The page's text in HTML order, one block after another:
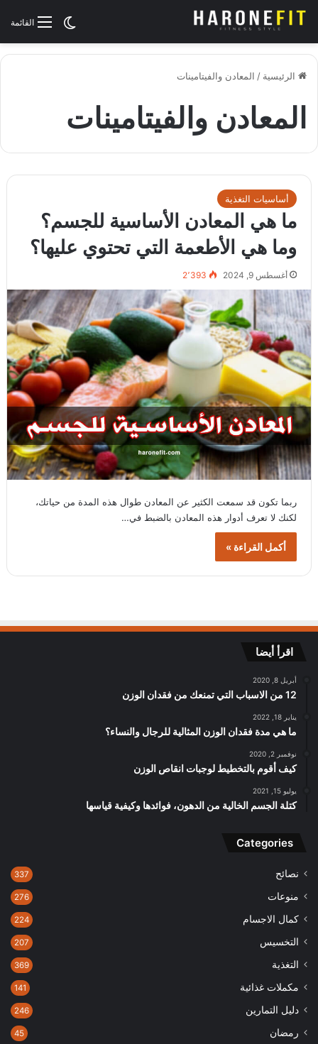
القائمةالوضع
الرئيسية / المعادن والفيتامينات
المعادن والفيتامينات
أساسيات التغذية
ما هي المعادن الأساسية للجسم؟
وما هي الأطعمة التي تحتوي عليها؟
أغسطس 9, 2024 2٬393
ربما تكون قد سمعت الكثير عن المعادن طوال هذه المدة من حياتك،
لكنك لا تعرف أدوار هذه المعادن بالضبط في…
أكمل القراءة »
اقرأ أيضا
أبريل 8, 2020
12 من الاسباب التي تمنعك من فقدان الوزن
يناير 18, 2022
ما هي مدة فقدان الوزن المثالية للرجال والنساء؟
نوفمبر 2, 2020
كيف أقوم بالتخطيط لوجبات انقاص الوزن
يوليو 15, 2021
كتلة الجسم الخالية من الدهون، فوائدها وكيفية قياسها
Categories
نصائح 337
منوعات 276
كمال الاجسام 224
التخسيس 207
التغذية 369
مكملات غذائية 141
دليل التمارين 246
رمضان 45